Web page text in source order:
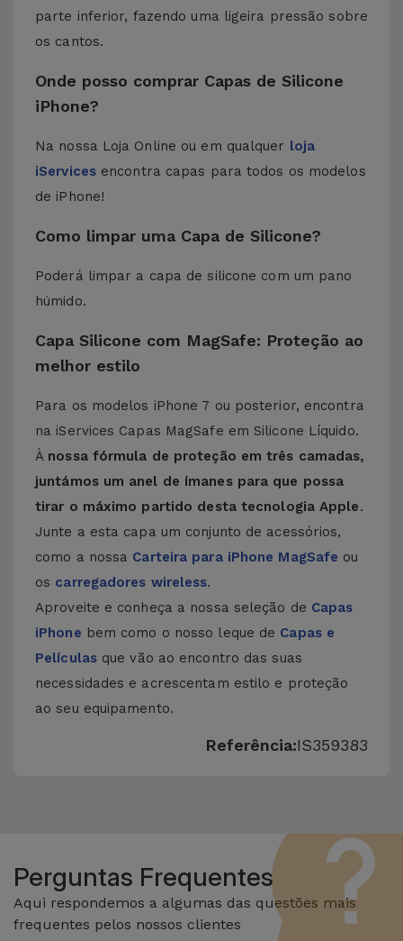
parte inferior, fazendo uma ligeira pressão sobre
os cantos.
Onde posso comprar Capas de Silicone
iPhone?
Na nossa Loja Online ou em qualquer loja
iServicesencontra capas para todos os modelos
de iPhone!
Como limpar uma Capa de Silicone?
Poderá limpar a capa de silicone com um pano
húmido.
Capa Silicone com MagSafe: Proteção ao
melhor estilo
Para os modelos iPhone 7 ou posterior, encontra
na iServices Capas MagSafe em Silicone Líquido.
À nossa fórmula de proteção em três camadas,
juntámos um anel de ímanes para que possa
tirar o máximo partido desta tecnologia Apple.
Junte a esta capa um conjunto de acessórios,
como a nossa Carteira para iPhone MagSafe ou
os carregadores wireless.
Aproveite e conheça a nossa seleção de Capas
iPhone bem como o nosso leque de Capas e
Películasque vão ao encontro das suas
necessidades e acrescentam estilo e proteção
ao seu equipamento.
Referência:IS359383
Perguntas Frequentes
Aqui respondemos a algumas das questões mais
frequentes pelos nossos clientes